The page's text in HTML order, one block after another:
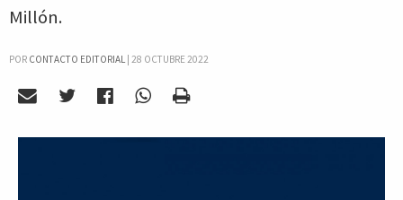
Millón.
POR CONTACTO EDITORIAL| 28 OCTUBRE 2022